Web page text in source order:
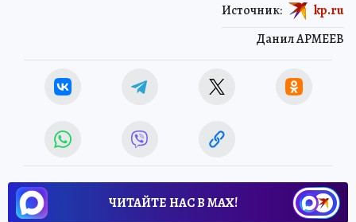
Данил АРМЕЕВ
Источник: kp.ru
ЧИТАЙТЕ НАС В МАХ!